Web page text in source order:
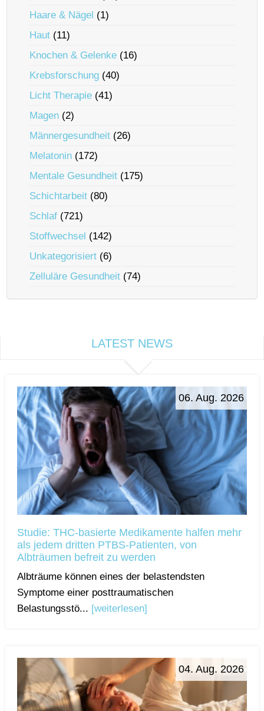
Haare & Nägel (1)
Haut (11)
Knochen & Gelenke (16)
Krebsforschung (40)
Licht Therapie (41)
Magen (2)
Männergesundheit (26)
Melatonin (172)
Mentale Gesundheit (175)
Schichtarbeit (80)
Schlaf (721)
Stoffwechsel (142)
Unkategorisiert (6)
Zelluläre Gesundheit (74)
LATEST NEWS
06. Aug. 2026
Studie: THC-basierte Medikamente halfen mehr
als jedem dritten PTBS-Patienten, von
Albträumen befreit zu werden
Albträume können eines der belastendsten
Symptome einer posttraumatischen
Belastungsstö... [weiterlesen]
04. Aug. 2026